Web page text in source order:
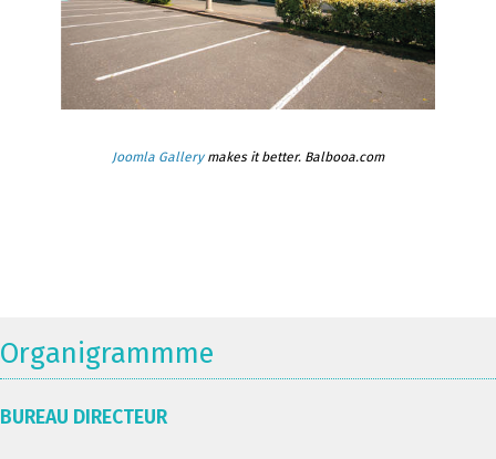
Joomla Gallerymakes it better. Balbooa.com
Organigrammme
BUREAU DIRECTEUR